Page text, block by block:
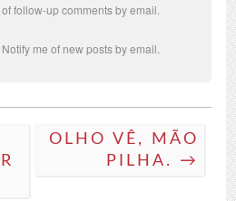
follow-up comments by email.
Notify me of new posts by email.
OLHO VÊ, MÃO
PILHA. →